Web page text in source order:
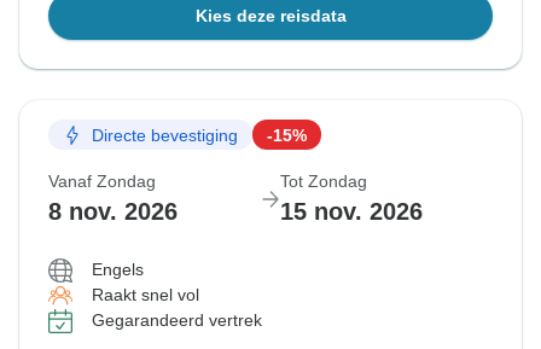
Kies deze reisdata
Directe bevestiging -15%
Vanaf Zondag
8 nov. 2026
Tot Zondag
15 nov. 2026
Engels
Raakt snel vol
Gegarandeerd vertrek